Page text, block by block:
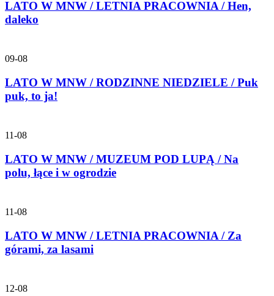
LATO W MNW / LETNIA PRACOWNIA / Hen,
daleko
09-08
LATO W MNW / RODZINNE NIEDZIELE / Puk
puk, to ja!
11-08
LATO W MNW / MUZEUM POD LUPĄ / Na
polu, łące i w ogrodzie
11-08
LATO W MNW / LETNIA PRACOWNIA / Za
górami, za lasami
12-08